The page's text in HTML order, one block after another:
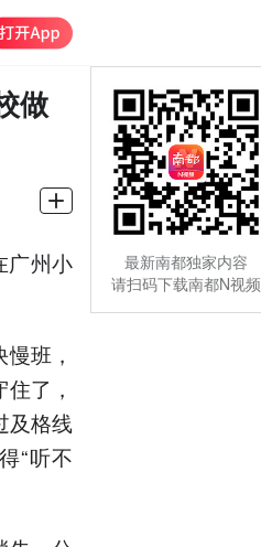
做
广州小
班，
了，
及格线
“听不
最新南都独家内容
请扫码下载南都N视频